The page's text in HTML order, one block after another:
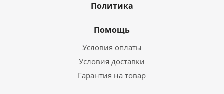
Политика
Помощь
Условия оплаты
Условия доставки
Гарантия на товар